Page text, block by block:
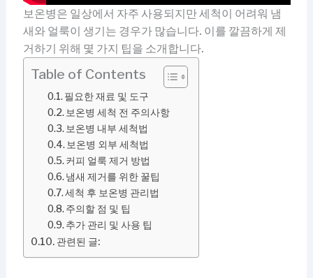
보온병은 일상에서 자주 사용되지만 세척이 어려워 냄
새와 얼룩이 생기는 경우가 많습니다. 이를 깔끔하게 제
거하기 위해 몇 가지 팁을 소개합니다.
Table of Contents
필요한 재료 및 도구
보온병 세척 전 주의사항
보온병 내부 세척법
보온병 외부 세척법
커피 얼룩 제거 방법
냄새 제거를 위한 꿀팁
세척 후 보온병 관리법
주의할 점 및 팁
추가 관리 및 사용 팁
관련된 글: